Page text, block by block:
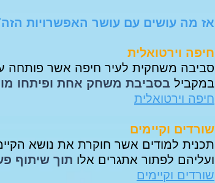
אז מה עושים עם עושר האפשרויות
חיפה וירטואלית
סביבה משחקית לעיר חיפה אשר פותחה
במקביל בסביבת משחק אחת ופיתחו
חיפה וירטואלית
שורדים וקיימים
תכנית למודים אשר חוקרת את נושא
ועליהם לפתור אתגרים אלו תוך שיתוף
שורדים וקיימים